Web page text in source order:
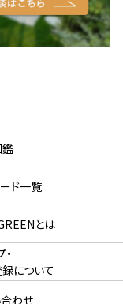
ド一覧
とは
について
わせ